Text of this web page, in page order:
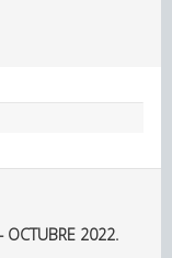
OCTUBRE 2022.